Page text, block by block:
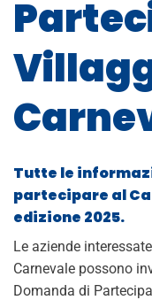
Tutte le
partecipare al
edizione 2025.
Le aziende
Carnevale possono
Domanda di